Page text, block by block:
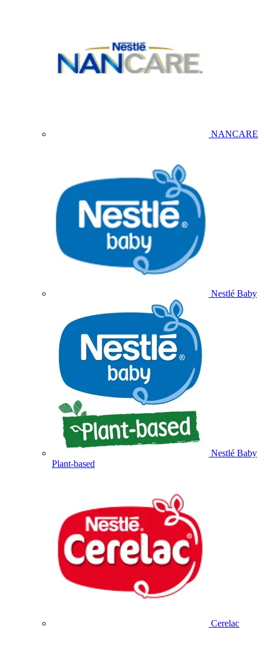
NANCARE
Nestlé Baby
Nestlé Baby
Plant-based
Cerelac